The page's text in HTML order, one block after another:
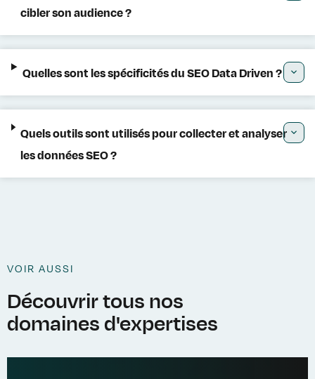
cibler son audience ?
Quelles sont les spécificités du SEO Data Driven ?
Quels outils sont utilisés pour collecter et analyser
les données SEO ?
VOIR AUSSI
Découvrir tous nos
domaines d'expertises